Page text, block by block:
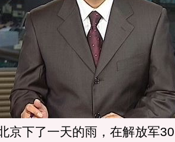
下了一天的雨，在解放军